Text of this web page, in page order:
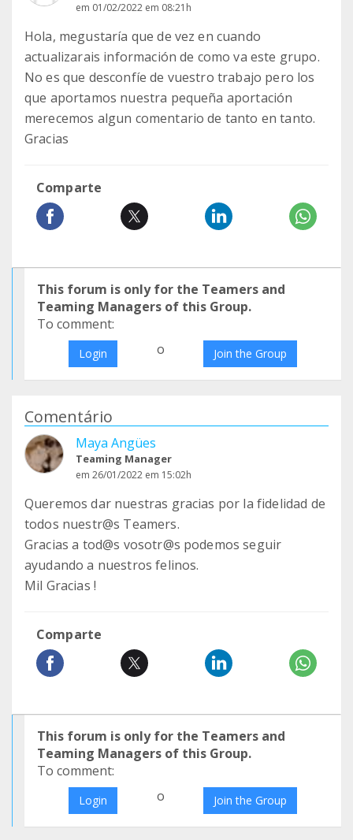
em 01/02/2022 em 08:21h
Hola, megustaría que de vez en cuando
actualizarais información de como va este grupo.
No es que desconfíe de vuestro trabajo pero los
que aportamos nuestra pequeña aportación
merecemos algun comentario de tanto en tanto.
Gracias
Comparte
This forum is only for the Teamers and
Teaming Managers of this Group.
To comment:
Login o Join the Group
Comentário
Maya Angües
Teaming Manager
em 26/01/2022 em 15:02h
Queremos dar nuestras gracias por la fidelidad de
todos nuestr@s Teamers.
Gracias a tod@s vosotr@s podemos seguir
ayudando a nuestros felinos.
Mil Gracias !
Comparte
This forum is only for the Teamers and
Teaming Managers of this Group.
To comment:
Login o Join the Group